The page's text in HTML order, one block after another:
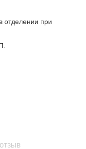
отделении при